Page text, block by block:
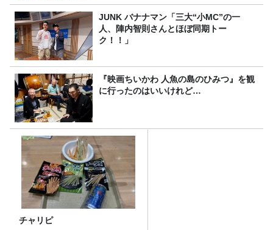
JUNK バナナマン「三大“小MC”の一
人、陣内智則さんとほぼ同期トー
ク！！」
『映画ちいかわ 人魚の島のひみつ』を観
に行ったのはいいけれど…
チャリピ